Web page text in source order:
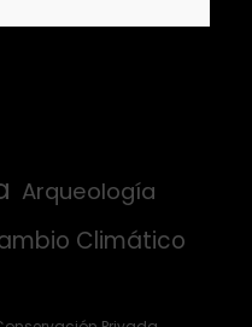
Arqueología
Climático